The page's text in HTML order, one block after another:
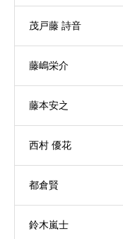
茂戸藤 詩音
藤嶋栄介
藤本安之
西村 優花
都倉賢
鈴木嵐士